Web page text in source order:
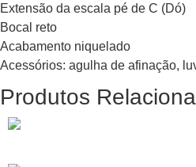
Extensão da escala pé de C (Dó)
Bocal reto
Acabamento niquelado
Acessórios: agulha de afinação,
Produtos